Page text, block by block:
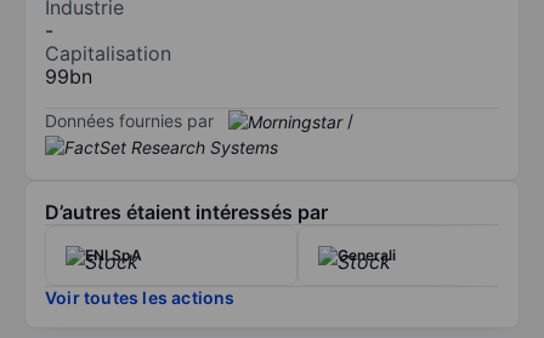
Industrie
-
Capitalisation
99bn
Données fournies par /
D’autres étaient intéressés par
ENI SpA Generali
Voir toutes les actions